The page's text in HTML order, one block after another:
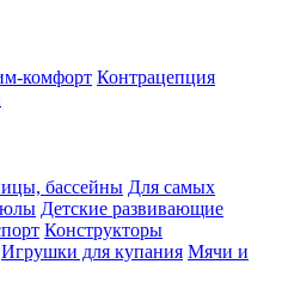
комфорт Контрацепция
бассейны Для самых
Детские развивающие
Конструкторы
Игрушки для купания Мячи и